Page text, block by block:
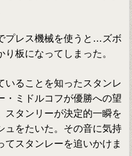
プレス機械を使うと…ズボ
板になってしまった。
いることを知ったスタンレ
・ミドルコフが優勝への望
スタンリーが決定的一瞬を
ュをたいた。その音に気持
てスタンレーを追いかけま